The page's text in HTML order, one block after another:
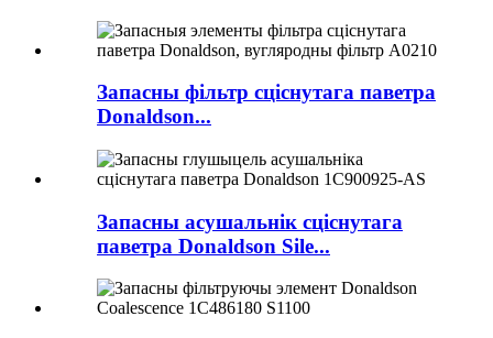
Запасны фільтр сціснутага паветра
Donaldson...
Запасны асушальнік сціснутага
паветра Donaldson Sile...